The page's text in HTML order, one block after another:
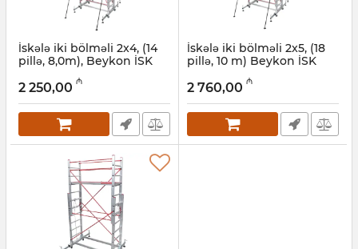
İskələ iki bölməli 2x4, (14
pillə, 8,0m), Beykon İSK
Artikul: 010001083
2 250,00 ₼
İskələ iki bölməli 2x5, (18
pillə, 10 m) Beykon İSK
Artikul: 010001084
2 760,00 ₼